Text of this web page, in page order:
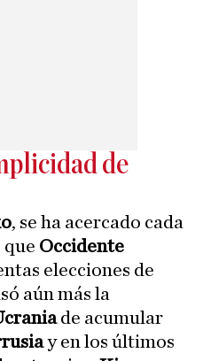
de
, se ha acercado cada
que Occidente
elecciones de
aún más la
de acumular
y en los últimos